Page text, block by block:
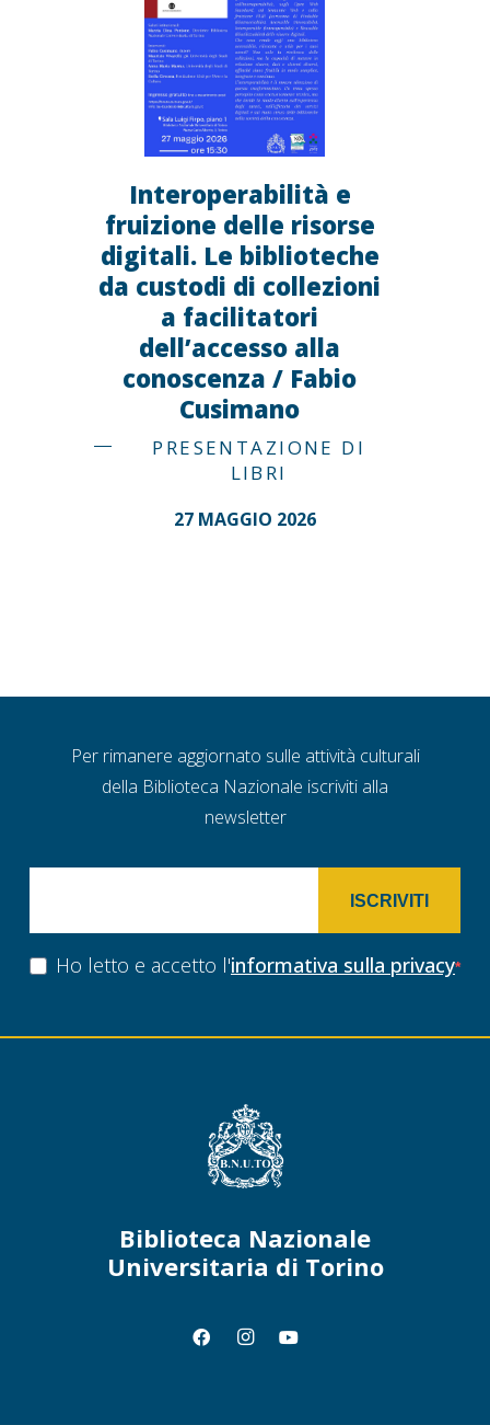
Interoperabilità e
fruizione delle risorse
digitali. Le biblioteche
da custodi di collezioni
a facilitatori
dell’accesso alla
conoscenza / Fabio
Cusimano
PRESENTAZIONE DI
LIBRI
27 MAGGIO 2026
Per rimanere aggiornato sulle attività culturali
della Biblioteca Nazionale iscriviti alla
newsletter
ISCRIVITI
Ho letto e accetto l'informativa sulla privacy
Biblioteca Nazionale
Universitaria di Torino